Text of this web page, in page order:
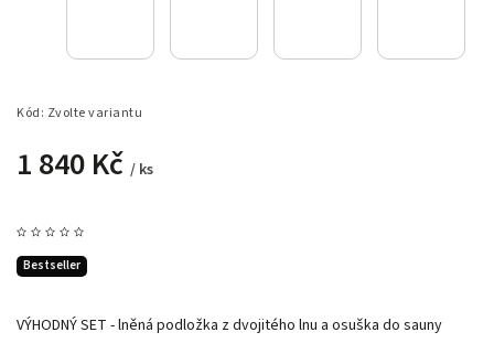
Kód: Zvolte variantu
1 840 Kč / ks
Bestseller
VÝHODNÝ SET - lněná podložka z dvojitého lnu a osuška do sauny